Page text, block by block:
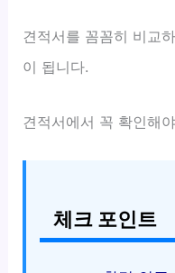
견적서를 꼼꼼히 비교
이 됩니다.
견적서에서 꼭 확인해
체크 포인트